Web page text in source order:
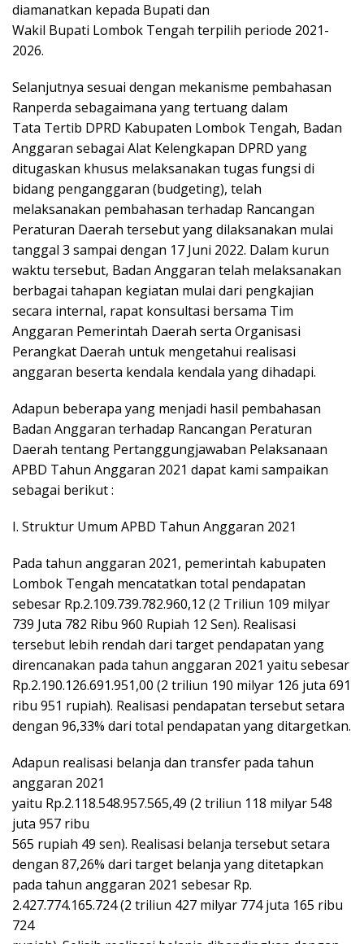
diamanatkan kepada Bupati dan
Wakil Bupati Lombok Tengah terpilih periode 2021-
2026.
Selanjutnya sesuai dengan mekanisme pembahasan
Ranperda sebagaimana yang tertuang dalam
Tata Tertib DPRD Kabupaten Lombok Tengah, Badan
Anggaran sebagai Alat Kelengkapan DPRD yang
ditugaskan khusus melaksanakan tugas fungsi di
bidang penganggaran (budgeting), telah
melaksanakan pembahasan terhadap Rancangan
Peraturan Daerah tersebut yang dilaksanakan mulai
tanggal 3 sampai dengan 17 Juni 2022. Dalam kurun
waktu tersebut, Badan Anggaran telah melaksanakan
berbagai tahapan kegiatan mulai dari pengkajian
secara internal, rapat konsultasi bersama Tim
Anggaran Pemerintah Daerah serta Organisasi
Perangkat Daerah untuk mengetahui realisasi
anggaran beserta kendala kendala yang dihadapi.
Adapun beberapa yang menjadi hasil pembahasan
Badan Anggaran terhadap Rancangan Peraturan
Daerah tentang Pertanggungjawaban Pelaksanaan
APBD Tahun Anggaran 2021 dapat kami sampaikan
sebagai berikut :
I. Struktur Umum APBD Tahun Anggaran 2021
Pada tahun anggaran 2021, pemerintah kabupaten
Lombok Tengah mencatatkan total pendapatan
sebesar Rp.2.109.739.782.960,12 (2 Triliun 109 milyar
739 Juta 782 Ribu 960 Rupiah 12 Sen). Realisasi
tersebut lebih rendah dari target pendapatan yang
direncanakan pada tahun anggaran 2021 yaitu sebesar
Rp.2.190.126.691.951,00 (2 triliun 190 milyar 126 juta 691
ribu 951 rupiah). Realisasi pendapatan tersebut setara
dengan 96,33% dari total pendapatan yang ditargetkan.
Adapun realisasi belanja dan transfer pada tahun
anggaran 2021
yaitu Rp.2.118.548.957.565,49 (2 triliun 118 milyar 548
juta 957 ribu
565 rupiah 49 sen). Realisasi belanja tersebut setara
dengan 87,26% dari target belanja yang ditetapkan
pada tahun anggaran 2021 sebesar Rp.
2.427.774.165.724 (2 triliun 427 milyar 774 juta 165 ribu
724